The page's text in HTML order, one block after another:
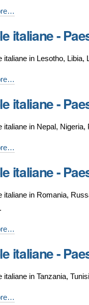
italiane -
italiane in Lesotho,
italiane -
italiane in Nepal,
italiane -
italiane in Romania,
italiane -
italiane in Tanzania,